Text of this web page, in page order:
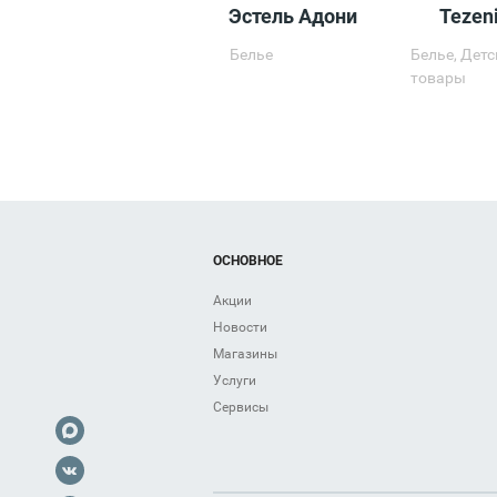
Эстель Адони
Белье
Белье,
товары
ОСНОВНОЕ
Акции
Новости
Магазины
Услуги
Сервисы